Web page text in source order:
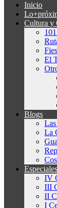
Inicio
Cultura y
El
Blogs
La
Especiales
IV
III
II
I